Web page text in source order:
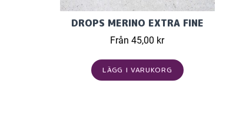
DROPS MERINO EXTRA FINE
Från 45,00 kr
LÄGG I VARUKORG